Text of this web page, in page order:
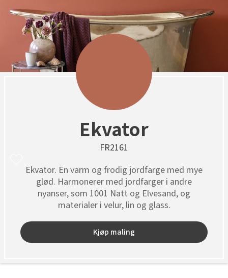
Ekvator
FR2161
Ekvator. En varm og frodig jordfarge med mye
glød. Harmonerer med jordfarger i andre
nyanser, som 1001 Natt og Elvesand, og
materialer i velur, lin og glass.
Kjøp maling